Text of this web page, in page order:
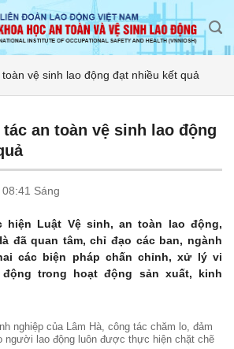
vệ sinh lao động đạt nhiều kết quả
tác an toàn vệ sinh lao động
08:41 Sáng
hiện Luật Vệ sinh, an toàn lao động,
đã quan tâm, chỉ đạo các ban, ngành
các biện pháp chấn chỉnh, xử lý vi
trong hoạt động sản xuất, kinh